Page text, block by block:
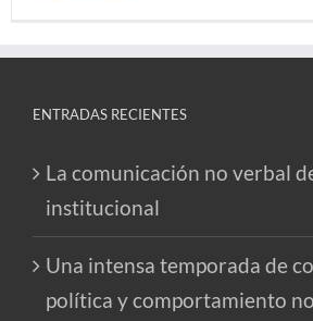
ENTRADAS RECIENTES
La comunicación no verbal
institucional
Una intensa temporada de
política y comportamiento